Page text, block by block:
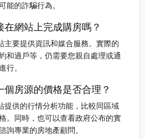
能的詐騙行為。
在網站上完成購房嗎？
主要提供資訊和媒合服務。實際的
和過戶等，仍需要您親自處理或通
行。
個房源的價格是否合理？
提供的行情分析功能，比較同區域
。同時，也可以查看政府公布的實
詢專業的房地產顧問。